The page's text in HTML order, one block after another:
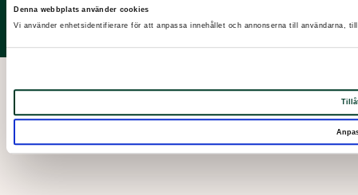
Denna webbplats använder cookies
Vi använder enhetsidentifierare för att anpassa innehållet och annonserna till användarna,
LinkedIn